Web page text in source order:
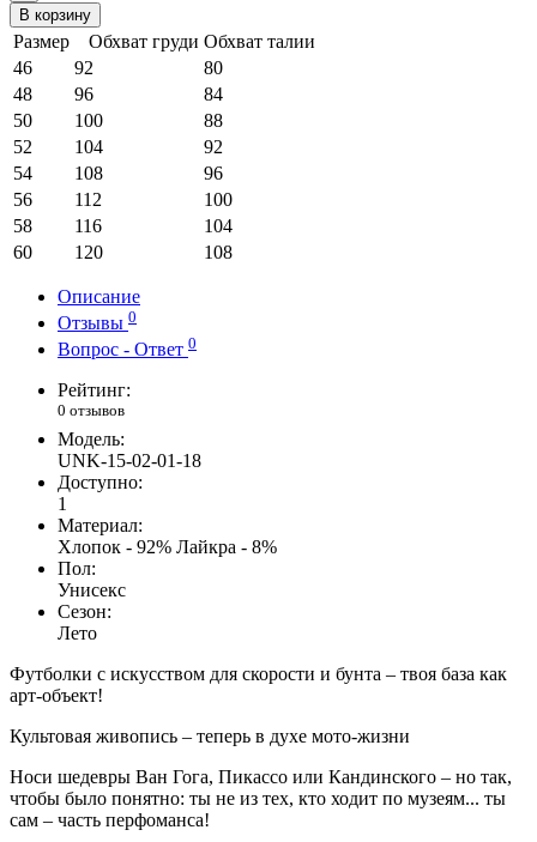
В корзину
Размер Обхват груди Обхват талии
46
92
80
48
96
84
50
100
88
52
104
92
54
108
96
56
112
100
58
116
104
60
120 108
Описание
Отзывы 0
Вопрос - Ответ 0
Рейтинг:
0 отзывов
Модель:
UNK-15-02-01-18
Доступно:
1
Материал:
Хлопок - 92% Лайкра - 8%
Пол:
Унисекс
Сезон:
Лето
Футболки с искусством для скорости и бунта – твоя база как
арт-объект!
Культовая живопись – теперь в духе мото-жизни
Носи шедевры Ван Гога, Пикассо или Кандинского – но так,
чтобы было понятно: ты не из тех, кто ходит по музеям... ты
сам – часть перфоманса!